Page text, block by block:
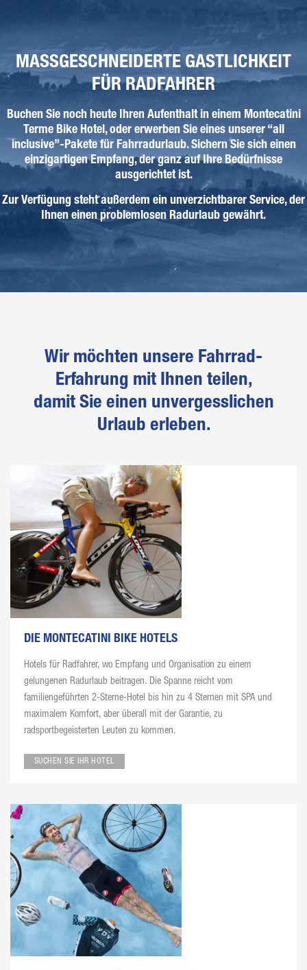
MASSGESCHNEIDERTE GASTLICHKEIT
FÜR RADFAHRER
Buchen Sie noch heute Ihren Aufenthalt in einem Montecatini
Terme Bike Hotel, oder erwerben Sie eines unserer “all
inclusive”-Pakete für Fahrradurlaub. Sichern Sie sich einen
einzigartigen Empfang, der ganz auf Ihre Bedürfnisse
ausgerichtet ist.
Zur Verfügung steht außerdem ein unverzichtbarer Service, der
Ihnen einen problemlosen Radurlaub gewährt.
Wir möchten unsere Fahrrad-
Erfahrung mit Ihnen teilen,
damit Sie einen unvergesslichen
Urlaub erleben.
DIE MONTECATINI BIKE HOTELS
Hotels für Radfahrer, wo Empfang und Organisation zu einem
gelungenen Radurlaub beitragen. Die Spanne reicht vom
familiengeführten 2-Sterne-Hotel bis hin zu 4 Sternen mit SPA und
maximalem Komfort, aber überall mit der Garantie, zu
radsportbegeisterten Leuten zu kommen.
SUCHEN SIE IHR HOTEL